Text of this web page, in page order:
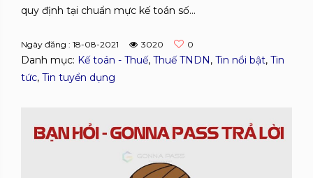
quy định tại chuẩn mực kế toán số...
Ngày đăng : 18-08-2021 3020 0
Danh mục: Kế toán - Thuế, Thuế TNDN, Tin nổi bật, Tin
tức, Tin tuyển dụng